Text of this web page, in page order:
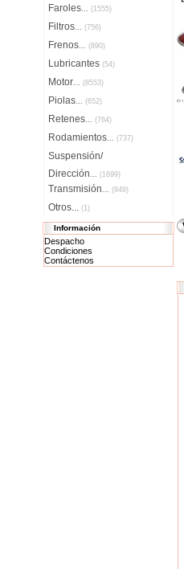
Faroles... (1555)
Filtros... (756)
Frenos... (890)
Lubricantes (54)
Motor... (8553)
Piolas... (652)
Retenes... (764)
Rodamientos... (737)
Suspensión/
Dirección... (1699)
Transmisión... (849)
Otros... (1)
Información
Despacho
Condiciones
Contáctenos